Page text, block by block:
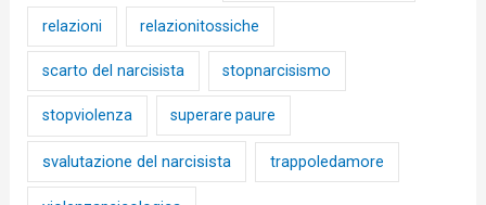
relazioni relazionitossiche
scarto del narcisista stopnarcisismo
stopviolenza superare paure
svalutazione del narcisista trappoledamore